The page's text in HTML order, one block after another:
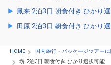
鳳来 2泊3日 朝食付き ひかり
田原 2泊3日 朝食付き ひかり
HOME
国内旅行・パッケージツアー
堺 2泊3日 朝食付き ひかり選択可能